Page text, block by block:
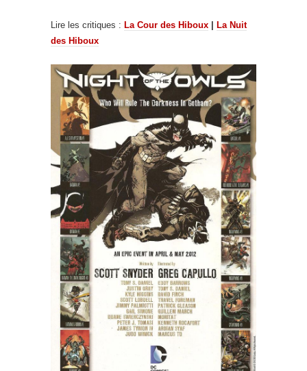
Lire les critiques : La Cour des Hiboux
La Nuit
des Hiboux